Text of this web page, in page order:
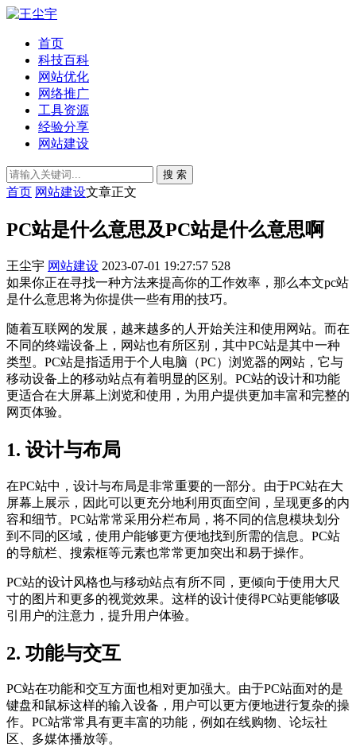
首页
科技百科
网站优化
网络推广
工具资源
经验分享
网站建设
搜 索
首页 网站建设文章正文
PC站是什么意思及PC站是什么意思啊
王尘宇 网站建设 2023-07-01 19:27:57 528
如果你正在寻找一种方法来提高你的工作效率，那么本文pc站
是什么意思将为你提供一些有用的技巧。
随着互联网的发展，越来越多的人开始关注和使用网站。而在
不同的终端设备上，网站也有所区别，其中PC站是其中一种
类型。PC站是指适用于个人电脑（PC）浏览器的网站，它与
移动设备上的移动站点有着明显的区别。PC站的设计和功能
更适合在大屏幕上浏览和使用，为用户提供更加丰富和完整的
网页体验。
1. 设计与布局
在PC站中，设计与布局是非常重要的一部分。由于PC站在大
屏幕上展示，因此可以更充分地利用页面空间，呈现更多的内
容和细节。PC站常常采用分栏布局，将不同的信息模块划分
到不同的区域，使用户能够更方便地找到所需的信息。PC站
的导航栏、搜索框等元素也常常更加突出和易于操作。
PC站的设计风格也与移动站点有所不同，更倾向于使用大尺
寸的图片和更多的视觉效果。这样的设计使得PC站更能够吸
引用户的注意力，提升用户体验。
2. 功能与交互
PC站在功能和交互方面也相对更加强大。由于PC站面对的是
键盘和鼠标这样的输入设备，用户可以更方便地进行复杂的操
作。PC站常常具有更丰富的功能，例如在线购物、论坛社
区、多媒体播放等。